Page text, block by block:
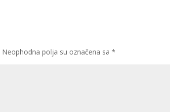
Neophodna polja su označena sa*